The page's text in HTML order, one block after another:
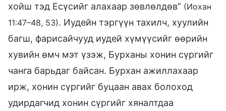
хойш тэд Есүсийг алахаар зөвлөлдөв” (Иохан
11:47–48, 53). Иудейн тэргүүн тахилч, хуулийн
багш, фарисайчууд иудей хүмүүсийг өөрийн
хувийн өмч мэт үзэж, Бурханы хонин сүргийг
чанга барьдаг байсан. Бурхан ажиллахаар
ирж, хонин сүргийг буцаан авах болоход
удирдагчид хонин сүргийг хяналтдаа